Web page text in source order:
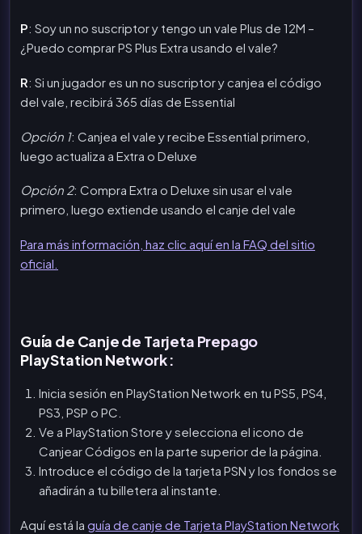
P: Soy un no suscriptor y tengo un vale Plus de 12M –
¿Puedo comprar PS Plus Extra usando el vale?
R: Si un jugador es un no suscriptor y canjea el código
del vale, recibirá 365 días de Essential
Opción 1: Canjea el vale y recibe Essential primero,
luego actualiza a Extra o Deluxe
Opción 2: Compra Extra o Deluxe sin usar el vale
primero, luego extiende usando el canje del vale
Para más información, haz clic aquí en la FAQ del sitio
oficial.
Guía de Canje de Tarjeta Prepago
PlayStation Network :
Inicia sesión en PlayStation Network en tu PS5, PS4,
PS3, PSP o PC.
Ve a PlayStation Store y selecciona el icono de
Canjear Códigos en la parte superior de la página.
Introduce el código de la tarjeta PSN y los fondos se
añadirán a tu billetera al instante.
Aquí está la guía de canje de Tarjeta PlayStation Network